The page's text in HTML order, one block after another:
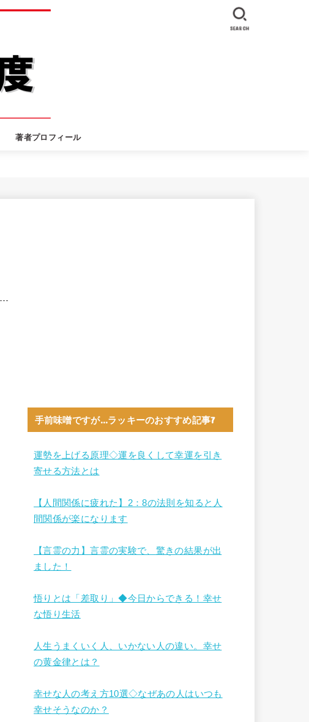
著者プロフィール
SEARCH
手前味噌ですが…ラッキーのおすすめ記事7
運勢を上げる原理◇運を良くして幸運を引き
寄せる方法とは
【人間関係に疲れた】2：8の法則を知ると人
間関係が楽になります
【言霊の力】言霊の実験で、驚きの結果が出
ました！
悟りとは「差取り」◆今日からできる！幸せ
な悟り生活
人生うまくいく人、いかない人の違い。幸せ
の黄金律とは？
幸せな人の考え方10選◇なぜあの人はいつも
幸せそうなのか？